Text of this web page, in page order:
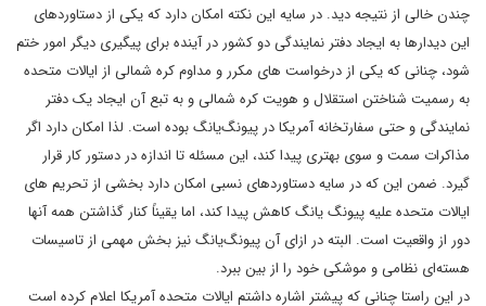
چندن خالی از نتیجه دید. در سایه این نکته امکان دارد که یکی از دستاوردهای
این دیدارها به ایجاد دفتر نمایندگی دو کشور در آینده برای پیگیری دیگر امور ختم
شود، چنانی که یکی از درخواست های مکرر و مداوم کره شمالی از ایالات متحده
به رسمیت شناختن استقلال و هویت کره شمالی و به تبع آن ایجاد یک دفتر
نمایندگی و حتی سفارتخانه آمریکا در پیونگ‌یانگ بوده است. لذا امکان دارد اگر
مذاکرات سمت و سوی بهتری پیدا کند، این مسئله تا اندازه در دستور کار قرار
گیرد. ضمن این که در سایه دستاوردهای نسبی امکان دارد بخشی از تحریم های
ایالات متحده علیه پیونگ یانگ کاهش پیدا کند، اما یقیناً کنار گذاشتن همه آنها
دور از واقعیت است. البته در ازای آن پیونگ‌یانگ نیز بخش مهمی از تاسیسات
هسته‌ای نظامی و موشکی خود را از بین ببرد.
در این راستا چنانی که پیشتر اشاره داشتم ایالات متحده آمریکا اعلام کرده است